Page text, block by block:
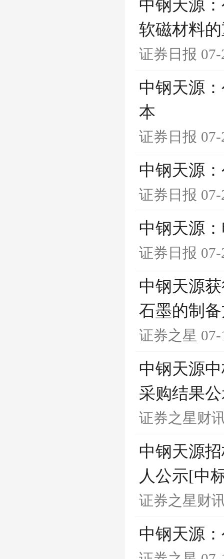
中钢天源
软磁材料
证券日报
中钢天源
本
证券日报
中钢天源
证券日报
中钢天源
证券日报
中钢天源
石墨的制
证券之星
中钢天源
采购结果
证券之星财
中钢天源
人公示[中
证券之星财
中钢天源